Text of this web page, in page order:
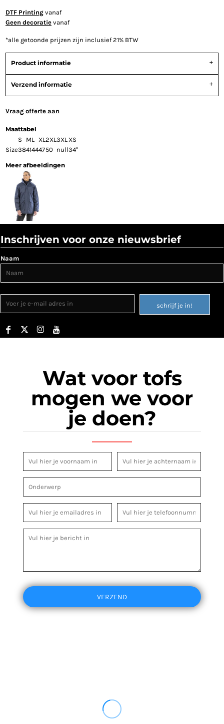
DTF Printing vanaf
Geen decoratie vanaf
*alle getoonde prijzen zijn inclusief 21% BTW
Product informatie
Verzend informatie
Vraag offerte aan
Maattabel
S
ML XL2XL3XL XS
Size3841444750 null34"
Meer afbeeldingen
Inschrijven voor onze nieuwsbrief
Naam
schrijf je in!
Wat voor tofs
mogen we voor
je doen?
VERZEND